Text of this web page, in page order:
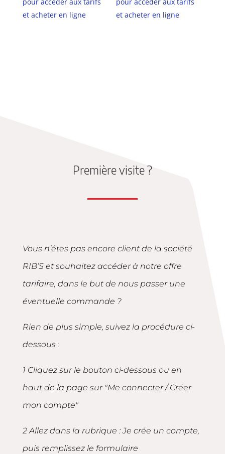
et acheter en ligne
et acheter en ligne
Première visite ?
Vous n’êtes pas encore client de la société
RIB’S et souhaitez accéder à notre offre
tarifaire, dans le but de nous passer une
éventuelle commande ?
Rien de plus simple, suivez la procédure ci-
dessous :
1 Cliquez sur le bouton ci-dessous ou en
haut de la page sur "Me connecter / Créer
mon compte"
2 Allez dans la rubrique : Je crée un compte,
puis remplissez le formulaire